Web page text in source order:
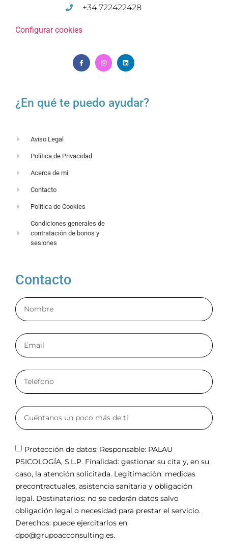
+34 722422428
Configurar cookies
¿En qué te puedo ayudar?
Aviso Legal
Política de Privacidad
Acerca de mí
Contacto
Política de Cookies
Condiciones generales de
contratación de bonos y
sesiones
Contacto
Protección de datos: Responsable: PALAU
PSICOLOGÍA, S.L.P. Finalidad: gestionar su cita y, en su
caso, la atención solicitada. Legitimación: medidas
precontractuales, asistencia sanitaria y obligación
legal. Destinatarios: no se cederán datos salvo
obligación legal o necesidad para prestar el servicio.
Derechos: puede ejercitarlos en
dpo@grupoacconsulting.es.